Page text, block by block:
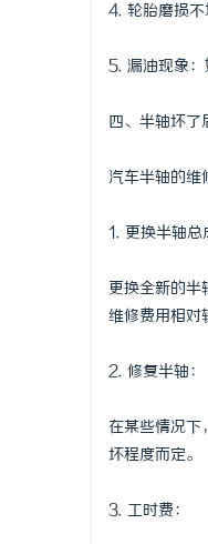
4. 轮胎磨损不
5. 漏油现象：
四、半轴坏了
汽车半轴的维
1. 更换半轴总
更换全新的半
维修费用相对
2. 修复半轴：
在某些情况下
坏程度而定。
3. 工时费：